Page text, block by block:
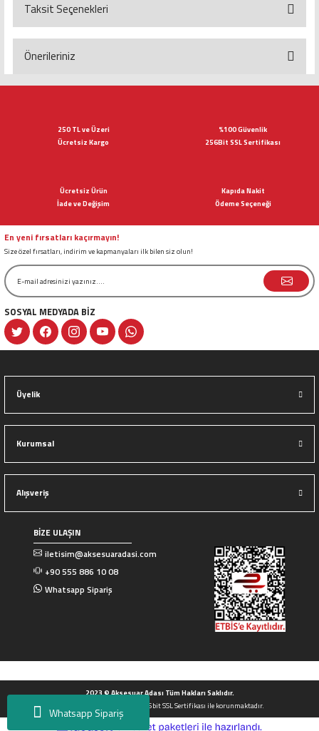
Whatsapp Sipariş
Bu ürüne ilk yorumu siz yapın!
Taksit Seçenekleri
Önerileriniz
Ürün bilgilerinde hatalar bulunuyor.
Bu ürüne benzer farklı alternatifler olmalı.
250 TL ve Üzeri
Ücretsiz Kargo
%100 Güvenlik
256Bit SSL Sertifikası
Ücretsiz Ürün
İade ve Değişim
Kapıda Nakit
Ödeme Seçeneği
En yeni fırsatları kaçırmayın!
Size özel fırsatları, indirim ve kapmanyaları ilk bilen siz olun!
SOSYAL MEDYADA BİZ
Üyelik
Kurumsal
Alışveriş
BİZE ULAŞIN
iletisim@aksesuaradasi.com
+90 555 886 10 08
Whatsapp Sipariş
2023 © Aksesuar Adası Tüm Hakları Saklıdır.
Tüm Kredi kartı bilgileriniz 256bit SSL Sertifikası ile korunmaktadır.
e-